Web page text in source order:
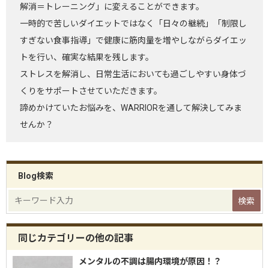
解消＝トレーニング」に変えることができます。
一時的で苦しいダイエットではなく「日々の継続」「制限し
すぎない食事指導」で健康に筋肉量を増やしながらダイエッ
トを行い、確実な結果を残します。
ストレスを解消し、日常生活においても過ごしやすい身体づ
くりをサポートさせていただきます。
諦めかけていたお悩みを、WARRIORを通して解決してみま
せんか？
Blog検索
同じカテゴリーの他の記事
メンタルの不調は腸内環境が原因！？